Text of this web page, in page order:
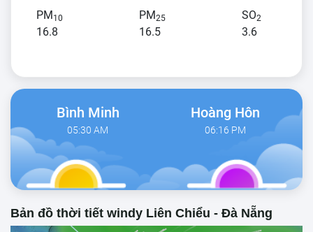
PM10
16.8
PM25
16.5
SO2
3.6
Bình Minh
05:30 AM
Hoàng Hôn
06:16 PM
Bản đồ thời tiết windy Liên Chiểu - Đà Nẵng